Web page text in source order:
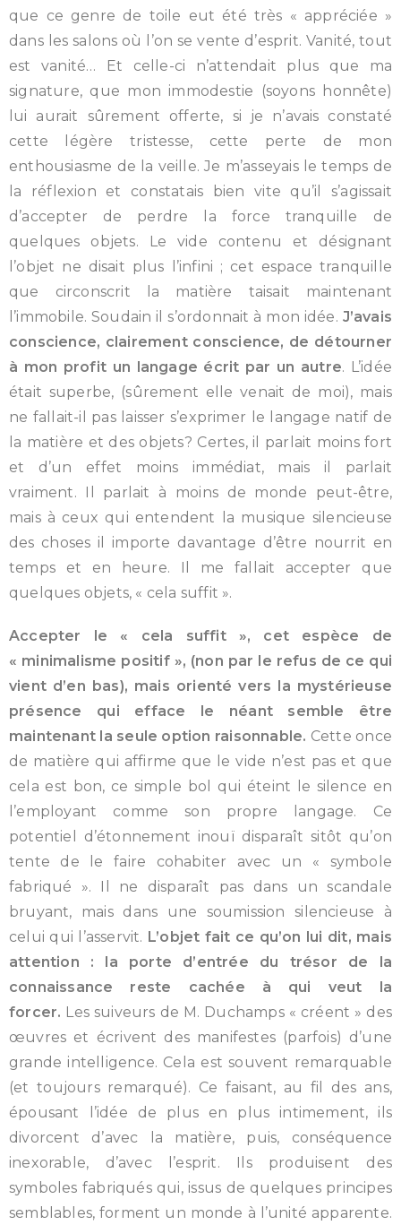
que ce genre de toile eut été très « appréciée »
dans les salons où l’on se vente d’esprit. Vanité, tout
est vanité… Et celle-ci n’attendait plus que ma
signature, que mon immodestie (soyons honnête)
lui aurait sûrement offerte, si je n’avais constaté
cette légère tristesse, cette perte de mon
enthousiasme de la veille. Je m’asseyais le temps de
la réflexion et constatais bien vite qu’il s’agissait
d’accepter de perdre la force tranquille de
quelques objets. Le vide contenu et désignant
l’objet ne disait plus l’infini ; cet espace tranquille
que circonscrit la matière taisait maintenant
l’immobile. Soudain il s’ordonnait à mon idée. J’avais
conscience, clairement conscience, de détourner
à mon profit un langage écrit par un autre. L’idée
était superbe, (sûrement elle venait de moi), mais
ne fallait-il pas laisser s’exprimer le langage natif de
la matière et des objets? Certes, il parlait moins fort
et d’un effet moins immédiat, mais il parlait
vraiment. Il parlait à moins de monde peut-être,
mais à ceux qui entendent la musique silencieuse
des choses il importe davantage d’être nourrit en
temps et en heure. Il me fallait accepter que
quelques objets, « cela suffit ».
Accepter le « cela suffit », cet espèce de
« minimalisme positif », (non par le refus de ce qui
vient d’en bas), mais orienté vers la mystérieuse
présence qui efface le néant semble être
maintenant la seule option raisonnable. Cette once
de matière qui affirme que le vide n’est pas et que
cela est bon, ce simple bol qui éteint le silence en
l’employant comme son propre langage. Ce
potentiel d’étonnement inouï disparaît sitôt qu’on
tente de le faire cohabiter avec un « symbole
fabriqué ». Il ne disparaît pas dans un scandale
bruyant, mais dans une soumission silencieuse à
celui qui l’asservit. L’objet fait ce qu’on lui dit, mais
attention : la porte d’entrée du trésor de la
connaissance reste cachée à qui veut la
forcer. Les suiveurs de M. Duchamps « créent » des
œuvres et écrivent des manifestes (parfois) d’une
grande intelligence. Cela est souvent remarquable
(et toujours remarqué). Ce faisant, au fil des ans,
épousant l’idée de plus en plus intimement, ils
divorcent d’avec la matière, puis, conséquence
inexorable, d’avec l’esprit. Ils produisent des
symboles fabriqués qui, issus de quelques principes
semblables, forment un monde à l’unité apparente.